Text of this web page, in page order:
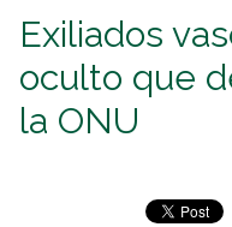
Exiliados
oculto que
la ONU